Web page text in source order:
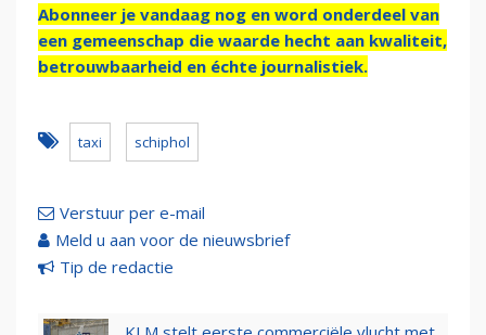
Abonneer je vandaag nog en word onderdeel van
een gemeenschap die waarde hecht aan kwaliteit,
betrouwbaarheid en échte journalistiek.
taxi schiphol
Verstuur per e-mail
Meld u aan voor de nieuwsbrief
Tip de redactie